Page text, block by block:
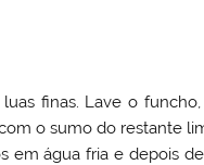
finas. Lave o
o sumo do restante
água fria e depois